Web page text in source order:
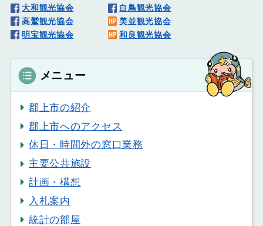
大和観光協会
白鳥観光協会
高鷲観光協会
美並観光協会
明宝観光協会
和良観光協会
メニュー
郡上市の紹介
郡上市へのアクセス
休日・時間外の窓口業務
主要公共施設
計画・構想
入札案内
統計の部屋